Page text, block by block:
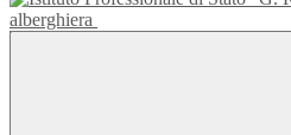
alberghiera